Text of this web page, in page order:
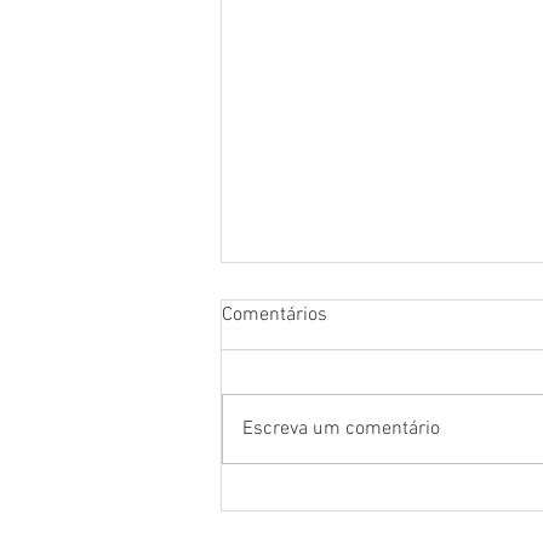
Comentários
Escreva um comentário